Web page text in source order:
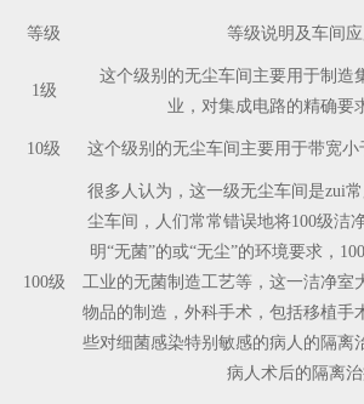
等级 等级说明及车间应
1级
这个级别的无尘车间主要用于制造
业，对集成电路的精确要
10级 这个级别的无尘车间主要用于带宽
100级
很多人认为，这一级无尘车间是zui
尘车间，人们常常错误地将100级洁
明“无菌”的或“无尘”的环境要求，
工业的无菌制造工艺等，这一洁净室
物品的制造，外科手术，包括移植手
些对细菌感染特别敏感的病人的隔离
病人术后的隔离